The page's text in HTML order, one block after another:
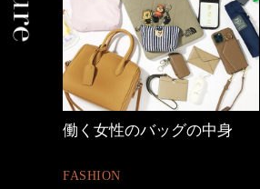
働く女性のバッグの中身
FASHION